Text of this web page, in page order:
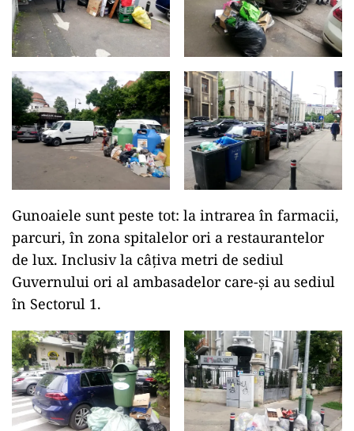
Gunoaiele sunt peste tot: la intrarea în farmacii,
parcuri, în zona spitalelor ori a restaurantelor
de lux. Inclusiv la câțiva metri de sediul
Guvernului ori al ambasadelor care-și au sediul
în Sectorul 1.